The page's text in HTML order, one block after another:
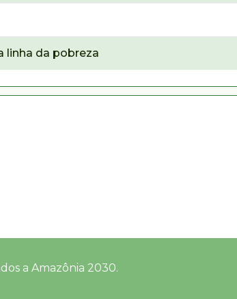
linha da pobreza
a Amazônia 2030.